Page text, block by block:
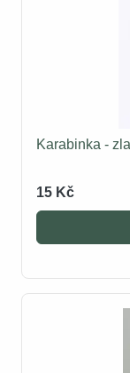
Karabinka -
15 Kč